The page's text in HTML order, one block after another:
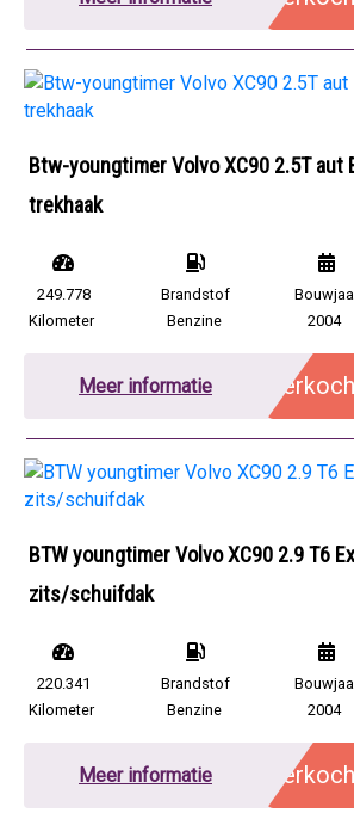
Btw-youngtimer Volvo XC90 2.5T aut
trekhaak
249.778
Kilometer
Brandstof
Benzine
2004
Meer informatie
BTW youngtimer Volvo XC90 2.9 T6
zits/schuifdak
220.341
Kilometer
Brandstof
Benzine
2004
Meer informatie